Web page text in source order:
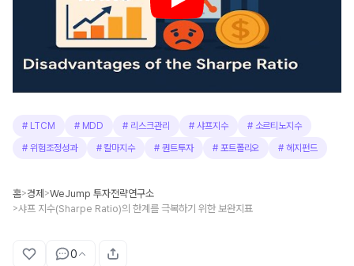
# LTCM # MDD # 리스크관리 # 샤프지수 # 소르티노지수
# 위험조정성과 #칼마지수 #퀀트투자 # 포트폴리오 #헤지펀드
홈>경제 >WeJump 투자전략연구소
>샤프 지수(Sharpe Ratio)의 한계를 극복하기 위한 보완지표
0